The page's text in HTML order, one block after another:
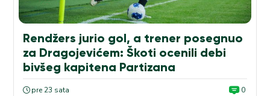
Rendžers jurio gol, a trener posegnuo
za Dragojevićem: Škoti ocenili debi
bivšeg kapitena Partizana
pre 23 sata 0